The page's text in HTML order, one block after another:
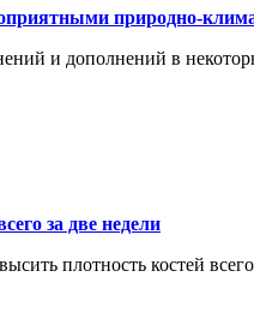
природно-
и дополнений в
за две недели
плотность костей